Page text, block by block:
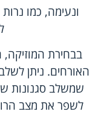
ונעימה, כמו
בבחירת
שמשלב סגנונות
לשפר את מצב